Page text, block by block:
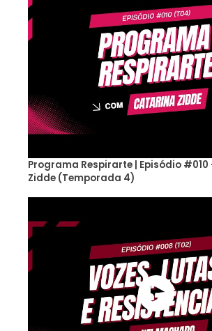
Programa Respirarte | Episódio
Zidde (Temporada 4)